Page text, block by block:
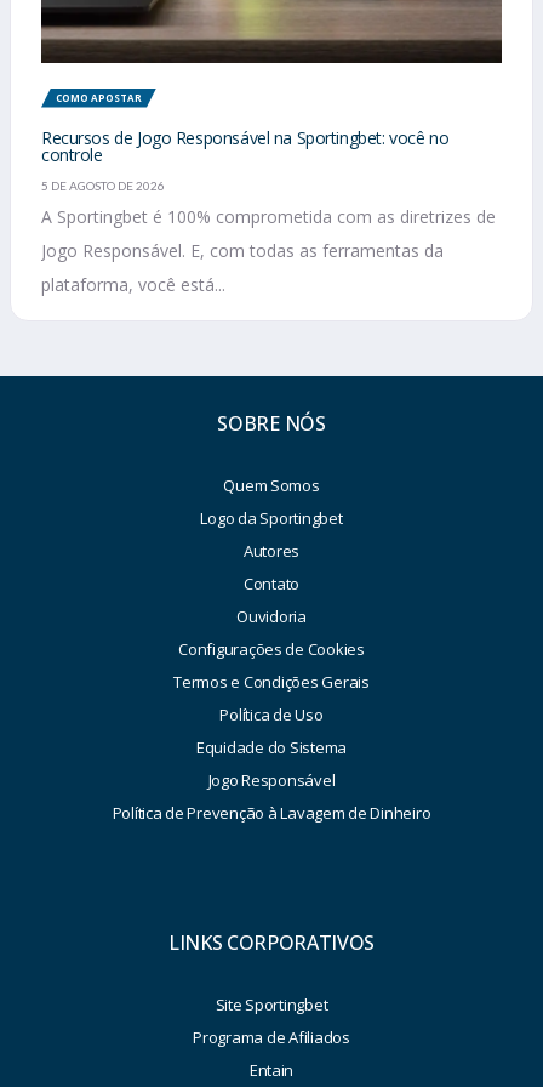
COMO APOSTAR
Recursos de Jogo Responsável na Sportingbet: você no
controle
5 DE AGOSTO DE 2026
A Sportingbet é 100% comprometida com as diretrizes de
Jogo Responsável. E, com todas as ferramentas da
plataforma, você está...
SOBRE NÓS
Quem Somos
Logo da Sportingbet
Autores
Contato
Ouvidoria
Configurações de Cookies
Termos e Condições Gerais
Política de Uso
Equidade do Sistema
Jogo Responsável
Política de Prevenção à Lavagem de Dinheiro
LINKS CORPORATIVOS
Site Sportingbet
Programa de Afiliados
Entain